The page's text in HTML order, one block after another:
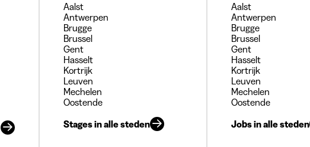
Aalst
Antwerpen
Brugge
Brussel
Gent
Hasselt
Kortrijk
Leuven
Mechelen
Oostende
Stages in alle steden
Aalst
Antwerpen
Brugge
Brussel
Gent
Hasselt
Kortrijk
Leuven
Mechelen
Oostende
Jobs in alle steden